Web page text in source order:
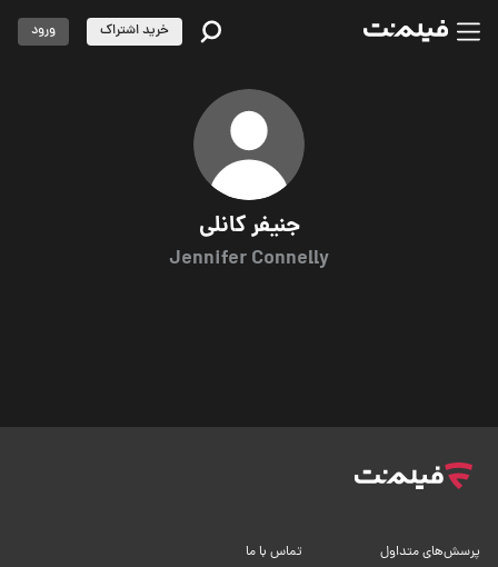
جنیفر کانلی
Jennifer Connelly
خرید اشتراک ورود
پرسش‌های متداول تماس با ما